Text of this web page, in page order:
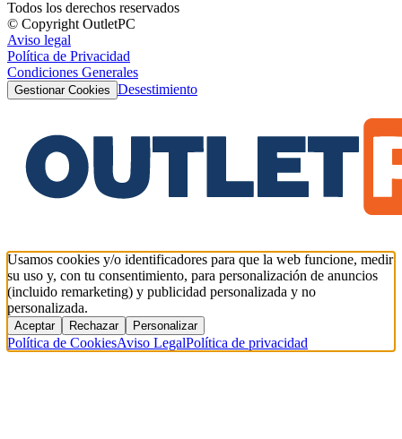
Todos los derechos reservados
© Copyright OutletPC
Aviso legal
Política de Privacidad
Condiciones Generales
Gestionar Cookies Desestimiento
Usamos cookies y/o identificadores para que la web funcione, medir
su uso y, con tu consentimiento, para personalización de anuncios
(incluido remarketing) y publicidad personalizada y no
personalizada.
Aceptar Rechazar Personalizar
Política de CookiesAviso LegalPolítica de privacidad